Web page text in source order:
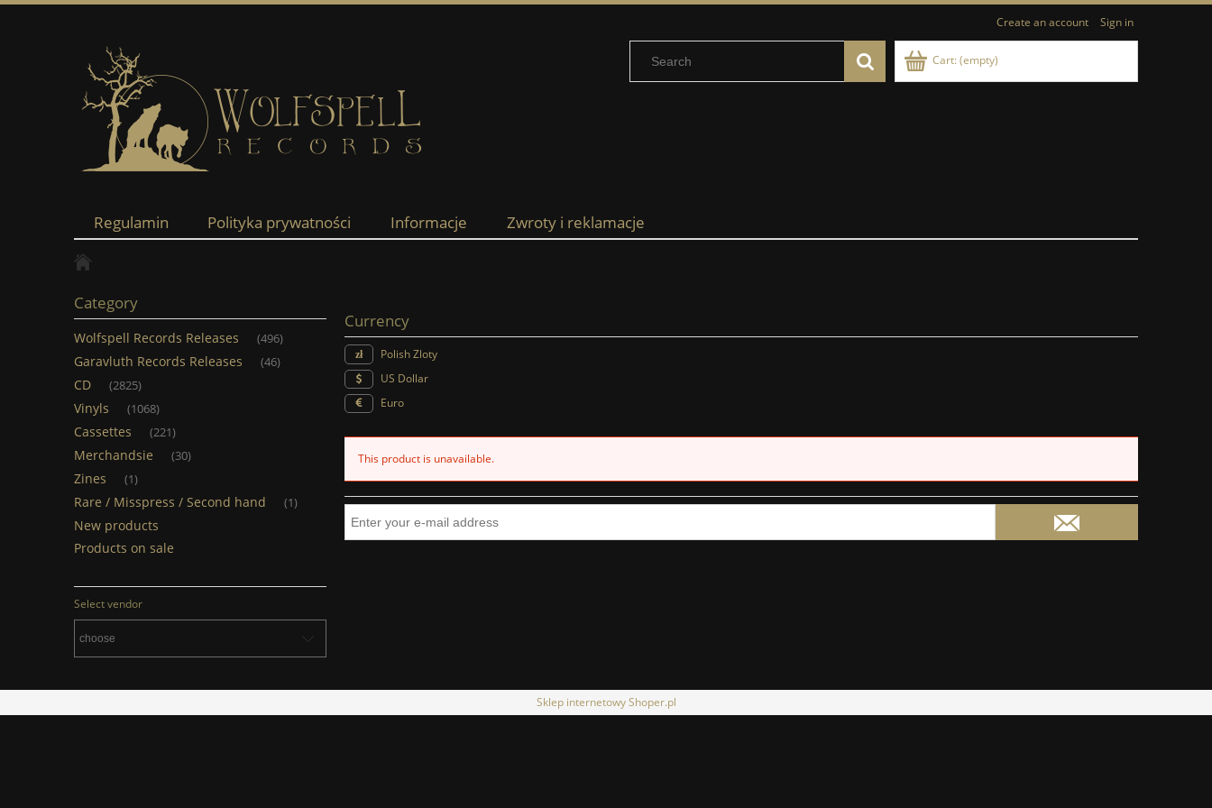
Create an account Sign in
Cart:(empty)
Regulamin Polityka prywatności Informacje Zwroty i reklamacje
Category
Wolfspell Records Releases (496)
Garavluth Records Releases (46)
CD (2825)
Vinyls (1068)
Cassettes (221)
Merchandsie (30)
Zines (1)
Rare / Misspress / Second hand (1)
New products
Products on sale
Select vendor
Currency
Polish Zloty
US Dollar
Euro
This product is unavailable.
Sklep internetowy Shoper.pl